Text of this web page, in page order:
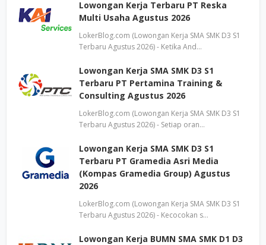
Lowongan Kerja Terbaru PT Reska
Multi Usaha Agustus 2026
LokerBlog.com (Lowongan Kerja SMA SMK D3 S1
Terbaru Agustus 2026) - Ketika And…
Lowongan Kerja SMA SMK D3 S1
Terbaru PT Pertamina Training &
Consulting Agustus 2026
LokerBlog.com (Lowongan Kerja SMA SMK D3 S1
Terbaru Agustus 2026) - Setiap oran…
Lowongan Kerja SMA SMK D3 S1
Terbaru PT Gramedia Asri Media
(Kompas Gramedia Group) Agustus
2026
LokerBlog.com (Lowongan Kerja SMA SMK D3 S1
Terbaru Agustus 2026) - Kecocokan s…
Lowongan Kerja BUMN SMA SMK D1 D3